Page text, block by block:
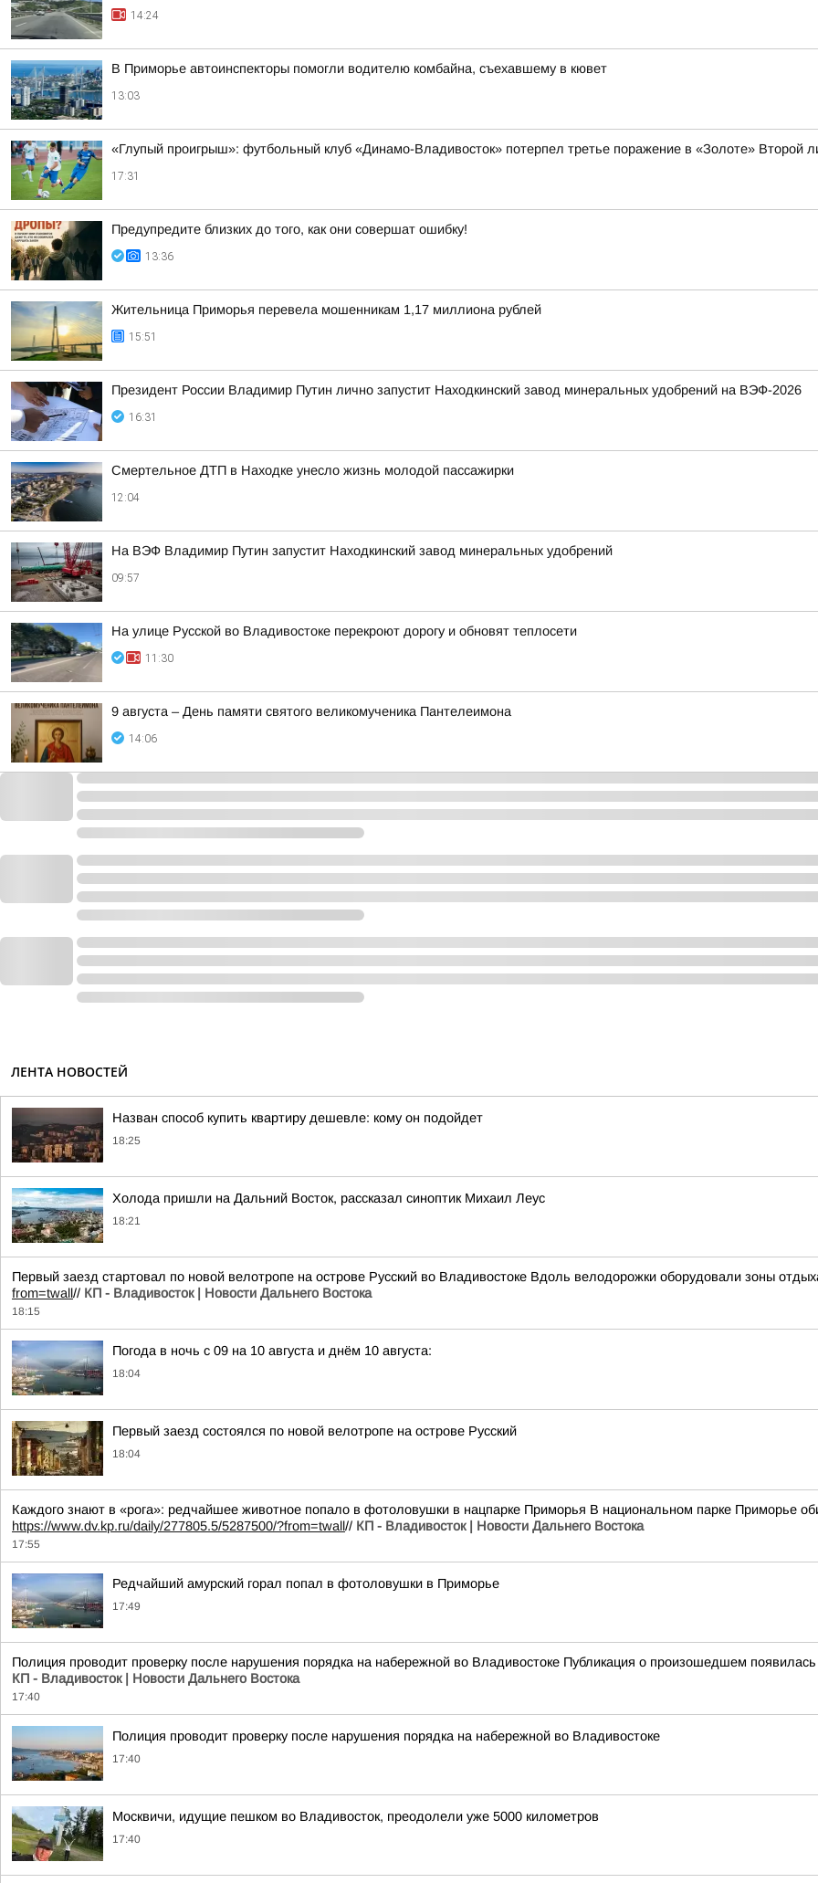
14:24
В Приморье автоинспекторы помогли водителю комбайна, съехавшему в кювет
13:03
«Глупый проигрыш»: футбольный клуб «Динамо-Владивосток» потерпел третье поражение в «Золоте» Второй
17:31
Предупредите близких до того, как они совершат ошибку!
13:36
Жительница Приморья перевела мошенникам 1,17 миллиона рублей
15:51
Президент России Владимир Путин лично запустит Находкинский завод минеральных удобрений на ВЭФ-2026
16:31
Смертельное ДТП в Находке унесло жизнь молодой пассажирки
12:04
На ВЭФ Владимир Путин запустит Находкинский завод минеральных удобрений
09:57
На улице Русской во Владивостоке перекроют дорогу и обновят теплосети
11:30
9 августа – День памяти святого великомученика Пантелеимона
14:06
ЛЕНТА НОВОСТЕЙ
Назван способ купить квартиру дешевле: кому он подойдет
18:25
Холода пришли на Дальний Восток, рассказал синоптик Михаил Леус
18:21
Первый заезд стартовал по новой велотропе на острове Русский во Владивостоке Вдоль велодорожки оборудовали зоны
from=twall// КП - Владивосток | Новости Дальнего Востока
18:15
Погода в ночь с 09 на 10 августа и днём 10 августа:
18:04
Первый заезд состоялся по новой велотропе на острове Русский
18:04
Каждого знают в «рога»: редчайшее животное попало в фотоловушки в нацпарке Приморья В национальном парке Приморье
https://www.dv.kp.ru/daily/277805.5/5287500/?from=twall// КП - Владивосток | Новости Дальнего Востока
17:55
Редчайший амурский горал попал в фотоловушки в Приморье
17:49
Полиция проводит проверку после нарушения порядка на набережной во Владивостоке Публикация о произошедшем
КП - Владивосток | Новости Дальнего Востока
17:40
Полиция проводит проверку после нарушения порядка на набережной во Владивостоке
17:40
Москвичи, идущие пешком во Владивосток, преодолели уже 5000 километров
17:40